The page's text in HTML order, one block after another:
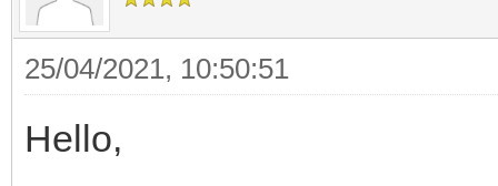
25/04/2021, 10:50:51
Hello,